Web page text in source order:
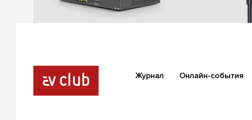
Журнал Онлайн-события